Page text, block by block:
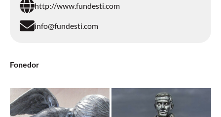
http://www.fundesti.com
info@fundesti.com
Fonedor